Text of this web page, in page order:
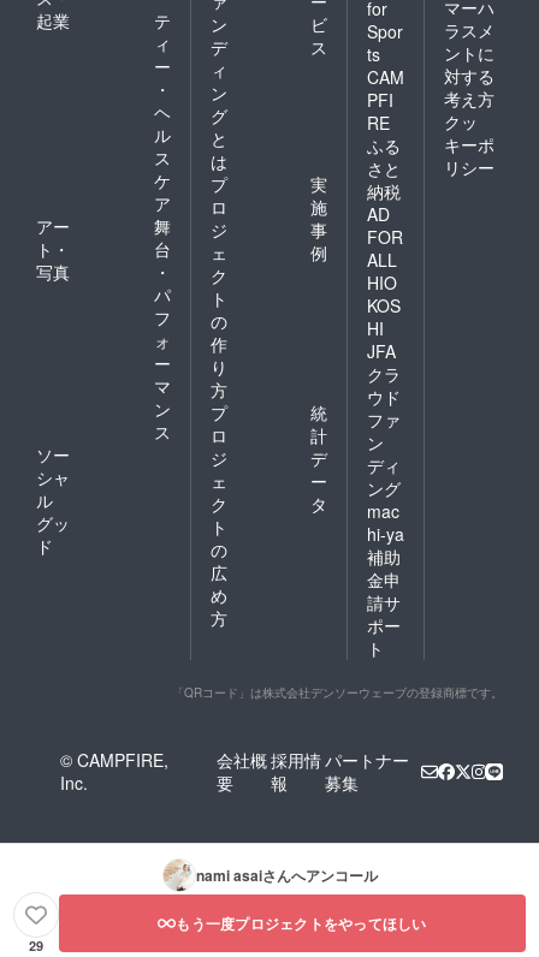
起業
テ
ィ
ー
・
ヘ
ル
ス
ケ
ア
アー
ト・
写真
舞
台
・
パ
フ
ォ
ー
マ
ン
ス
ソー
シャ
ル
グッ
ド
ン
デ
ィ
ン
グ
と
は
ビ
ス
プ
ロ
ジ
ェ
ク
ト
の
作
り
方
実
施
事
例
プ
ロ
ジ
ェ
ク
ト
の
広
め
方
統
計
デ
ー
タ
for
Spor
ts
CAM
PFI
RE
ふる
さと
納税
AD
FOR
ALL
HIO
KOS
HI
JFA
クラ
ウド
ファ
ン
ディ
ング
mac
hi-ya
補助
金申
請サ
ポー
ト
マーハ
ラスメ
ントに
対する
考え方
クッ
キーポ
リシー
「QRコード」は株式会社デンソーウェーブの登録商標です。
© CAMPFIRE,
Inc.
会社概
要
採用情
報
パートナー
募集
nami asaiさんへアンコール
29
もう一度プロジェクトをやってほしい